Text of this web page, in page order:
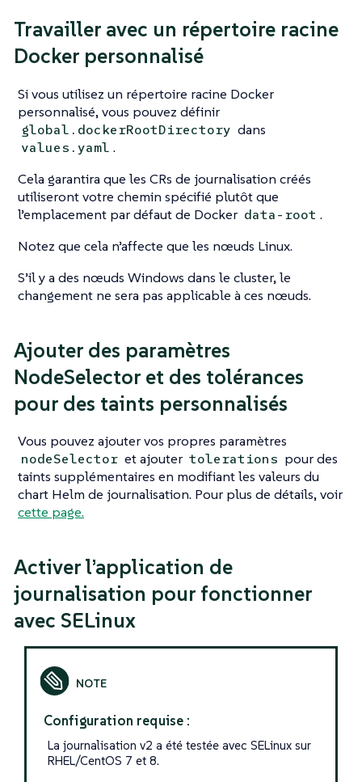
Travailler avec un répertoire racine
Docker personnalisé
Si vous utilisez un répertoire racine Docker
personnalisé, vous pouvez définir
global.dockerRootDirectory dans
values.yaml .
Cela garantira que les CRs de journalisation créés
utiliseront votre chemin spécifié plutôt que
l’emplacement par défaut de Docker data-root .
Notez que cela n’affecte que les nœuds Linux.
S’il y a des nœuds Windows dans le cluster, le
changement ne sera pas applicable à ces nœuds.
Ajouter des paramètres
NodeSelector et des tolérances
pour des taints personnalisés
Vous pouvez ajouter vos propres paramètres
nodeSelector et ajouter tolerations pour des
taints supplémentaires en modifiant les valeurs du
chart Helm de journalisation. Pour plus de détails, voir
cette page.
Activer l’application de
journalisation pour fonctionner
avec SELinux
Configuration requise :
La journalisation v2 a été testée avec SELinux sur
RHEL/CentOS 7 et 8.